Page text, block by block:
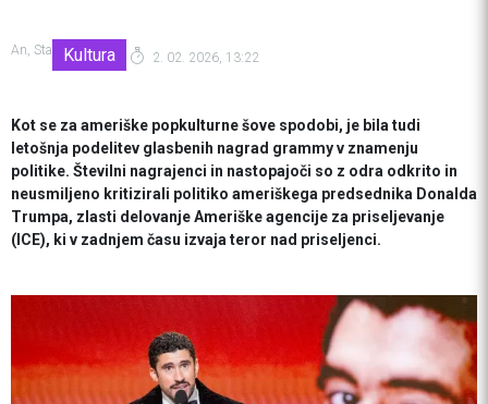
An, Sta Kultura 2. 02. 2026, 13:22
Kot se za ameriške popkulturne šove spodobi, je bila tudi
letošnja podelitev glasbenih nagrad grammy v znamenju
politike. Številni nagrajenci in nastopajoči so z odra odkrito in
neusmiljeno kritizirali politiko ameriškega predsednika Donalda
Trumpa, zlasti delovanje Ameriške agencije za priseljevanje
(ICE), ki v zadnjem času izvaja teror nad priseljenci.